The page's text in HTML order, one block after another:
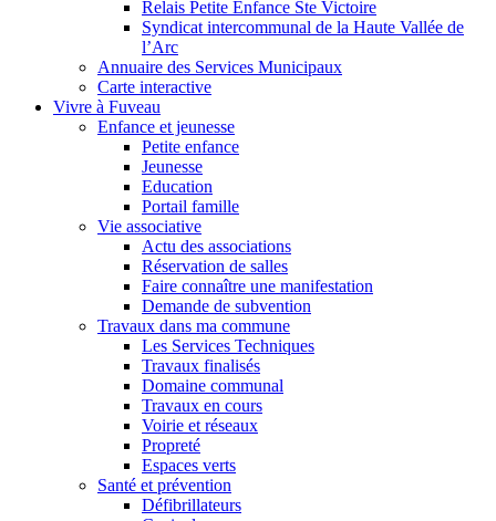
Relais Petite Enfance Ste Victoire
Syndicat intercommunal de la Haute Vallée de
l’Arc
Annuaire des Services Municipaux
Carte interactive
Vivre à Fuveau
Enfance et jeunesse
Petite enfance
Jeunesse
Education
Portail famille
Vie associative
Actu des associations
Réservation de salles
Faire connaître une manifestation
Demande de subvention
Travaux dans ma commune
Les Services Techniques
Travaux finalisés
Domaine communal
Travaux en cours
Voirie et réseaux
Propreté
Espaces verts
Santé et prévention
Défibrillateurs